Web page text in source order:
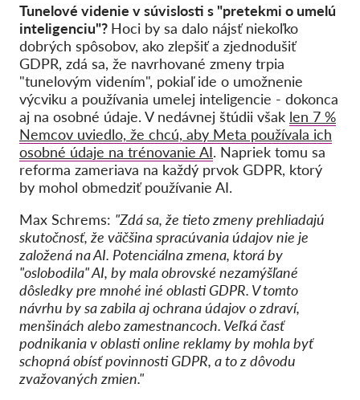
Tunelové videnie v súvislosti s "pretekmi o umelú
inteligenciu"? Hoci by sa dalo nájsť niekoľko
dobrých spôsobov, ako zlepšiť a zjednodušiť
GDPR, zdá sa, že navrhované zmeny trpia
"tunelovým videním", pokiaľ ide o umožnenie
výcviku a používania umelej inteligencie - dokonca
aj na osobné údaje. V nedávnej štúdii však len 7 %
Nemcov uviedlo, že chcú, aby Meta používala ich
osobné údaje na trénovanie AI. Napriek tomu sa
reforma zameriava na každý prvok GDPR, ktorý
by mohol obmedziť používanie AI.
Max Schrems: "Zdá sa, že tieto zmeny prehliadajú
skutočnosť, že väčšina spracúvania údajov nie je
založená na AI. Potenciálna zmena, ktorá by
"oslobodila" AI, by mala obrovské nezamýšľané
dôsledky pre mnohé iné oblasti GDPR. V tomto
návrhu by sa zabila aj ochrana údajov o zdraví,
menšinách alebo zamestnancoch. Veľká časť
podnikania v oblasti online reklamy by mohla byť
schopná obísť povinnosti GDPR, a to z dôvodu
zvažovaných zmien."